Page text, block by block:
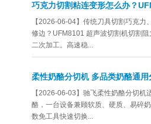
巧克力切割粘连变形怎么办？
【2026-06-04】传统刀具切割巧克
修边？UFM8101 超声波切割机切割
二次加工。高速稳...
柔性奶酪分切机 多品类奶酪通
【2026-06-03】驰飞柔性奶酪分切
酪，一台设备兼顾软质、硬质、易碎
数免工具快速切换...